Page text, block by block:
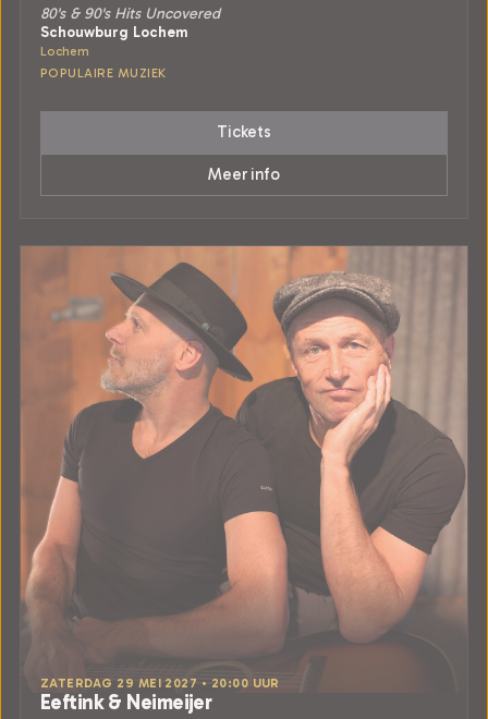
80's & 90's Hits Uncovered
Schouwburg Lochem
Lochem
POPULAIRE MUZIEK
Tickets
Meer info
ZATERDAG 29 MEI 2027 • 20:00 UUR
Eeftink & Neimeijer